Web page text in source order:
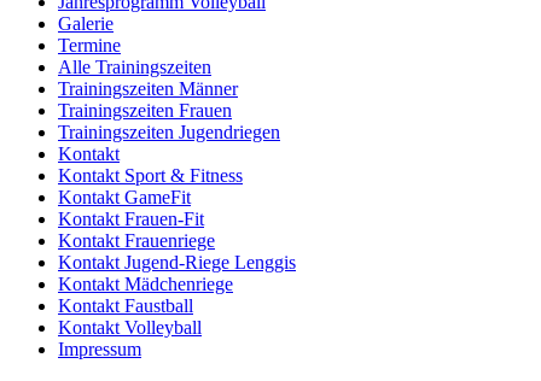
Galerie
Termine
Alle Trainingszeiten
Trainingszeiten Männer
Trainingszeiten Frauen
Trainingszeiten Jugendriegen
Kontakt
Kontakt Sport & Fitness
Kontakt GameFit
Kontakt Frauen-Fit
Kontakt Frauenriege
Kontakt Jugend-Riege Lenggis
Kontakt Mädchenriege
Kontakt Faustball
Kontakt Volleyball
Impressum